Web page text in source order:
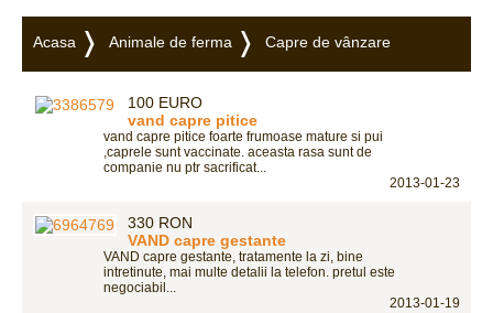
Acasa Animale de ferma Capre de vânzare
100 EURO
vand capre pitice
vand capre pitice foarte frumoase mature si pui
,caprele sunt vaccinate. aceasta rasa sunt de
companie nu ptr sacrificat...
2013-01-23
330 RON
VAND capre gestante
VAND capre gestante, tratamente la zi, bine
intretinute, mai multe detalii la telefon. pretul este
negociabil...
2013-01-19